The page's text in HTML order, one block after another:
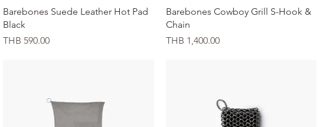
クイックビュー
Barebones Suede Leather Hot Pad
Black
価格
THB 590.00
クイックビュー
Barebones Cowboy Grill S-Hook &
Chain
価格
THB 1,400.00